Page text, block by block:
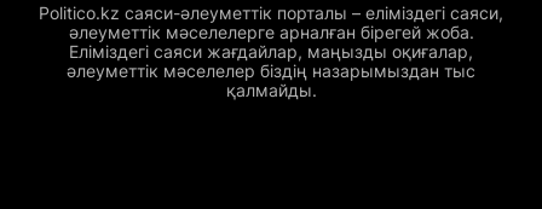
Politico.kz саяси-әлеуметтік порталы – еліміздегі саяси,
әлеуметтік мәселелерге арналған бірегей жоба.
Еліміздегі саяси жағдайлар, маңызды оқиғалар,
әлеуметтік мәселелер біздің назарымыздан тыс
қалмайды.